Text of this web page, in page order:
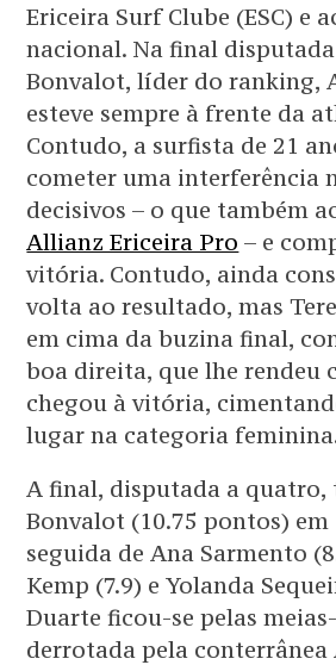
Ericeira Surf Clube (ESC) e
nacional. Na final
Bonvalot, líder do ranking,
esteve sempre à frente da
Contudo, a surfista de 21
cometer uma interferência
decisivos – o que também
Allianz Ericeira Pro – e
vitória. Contudo, ainda
volta ao resultado, mas
em cima da buzina final,
boa direita, que lhe rendeu
chegou à vitória,
lugar na categoria
A final, disputada a
Bonvalot (10.75 pontos) em
seguida de Ana Sarmento
Kemp (7.9) e Yolanda
Duarte ficou-se pelas
derrotada pela conterrânea